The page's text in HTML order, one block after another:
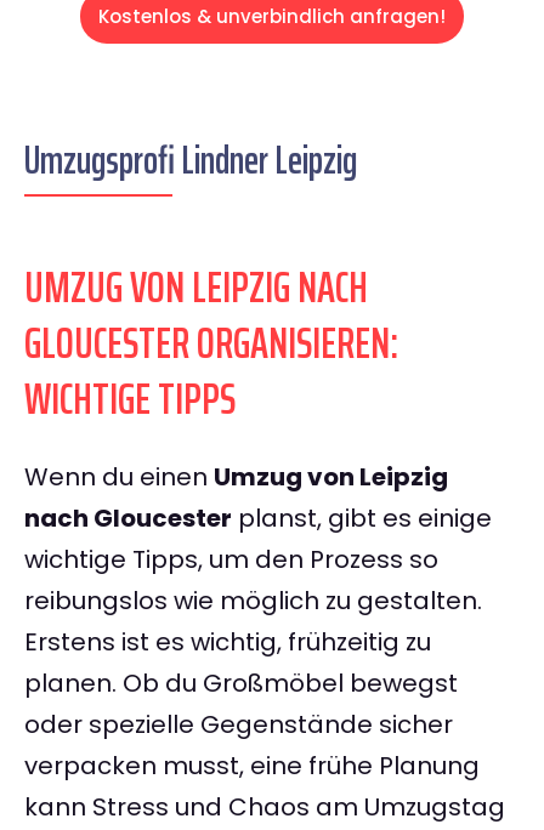
Kostenlos & unverbindlich anfragen!
Umzugsprofi Lindner Leipzig
UMZUG VON LEIPZIG NACH
GLOUCESTER ORGANISIEREN:
WICHTIGE TIPPS
Wenn du einen Umzug von Leipzig
nach Gloucester planst, gibt es einige
wichtige Tipps, um den Prozess so
reibungslos wie möglich zu gestalten.
Erstens ist es wichtig, frühzeitig zu
planen. Ob du Großmöbel bewegst
oder spezielle Gegenstände sicher
verpacken musst, eine frühe Planung
kann Stress und Chaos am Umzugstag